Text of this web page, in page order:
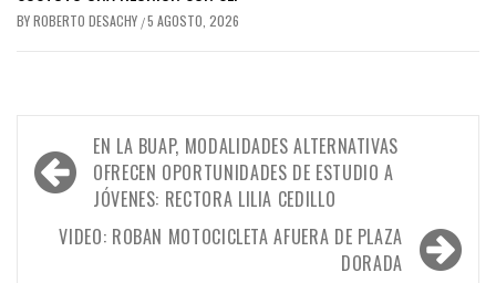
BYROBERTO DESACHY /5 AGOSTO, 2026
Navegación
de
entradas
EN LA BUAP, MODALIDADES ALTERNATIVAS
OFRECEN OPORTUNIDADES DE ESTUDIO A
JÓVENES: RECTORA LILIA CEDILLO
VIDEO: ROBAN MOTOCICLETA AFUERA DE PLAZA
DORADA